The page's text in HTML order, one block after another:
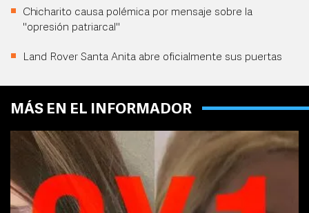
Chicharito causa polémica por mensaje sobre la
"opresión patriarcal"
Land Rover Santa Anita abre oficialmente sus puertas
MÁS EN EL INFORMADOR